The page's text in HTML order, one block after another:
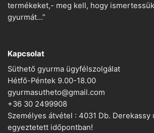
termékeket,- meg kell, hogy
gyurmát…”
Kapcsolat
Süthető gyurma ügyfélszolgálat
Hétfő-Péntek 9.00-18.00
gyurmasutheto@gmail.com
+36 30 2499908
Személyes átvétel : 4031 Db. Derekassy
egyeztetett időpontban!